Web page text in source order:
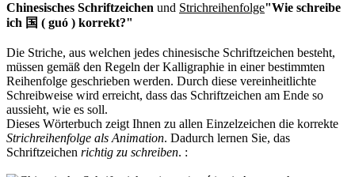
Chinesisches Schriftzeichen und Strichreihenfolge"Wie schreibe
ich 国 ( guó ) korrekt?"
Die Striche, aus welchen jedes chinesische Schriftzeichen besteht,
müssen gemäß den Regeln der Kalligraphie in einer bestimmten
Reihenfolge geschrieben werden. Durch diese vereinheitlichte
Schreibweise wird erreicht, dass das Schriftzeichen am Ende so
aussieht, wie es soll.
Dieses Wörterbuch zeigt Ihnen zu allen Einzelzeichen die korrekte
Strichreihenfolge als Animation. Dadurch lernen Sie, das
Schriftzeichen richtig zu schreiben. :